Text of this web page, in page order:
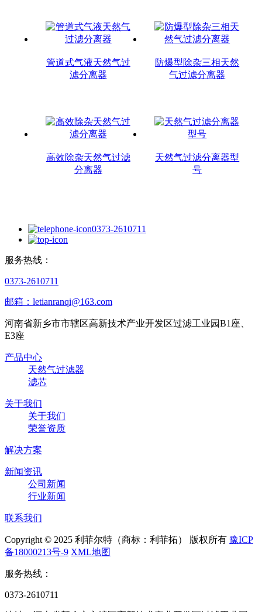
管道式气液天然气过
滤分离器
防爆型除杂三相天然
气过滤分离器
高效除杂天然气过滤
分离器
天然气过滤分离器型
号
0373-2610711
服务热线：
0373-2610711
邮箱：letianranqi@163.com
河南省新乡市市辖区高新技术产业开发区过滤工业园B1座、
E3座
产品中心
天然气过滤器
滤芯
关于我们
关于我们
荣誉资质
解决方案
新闻资讯
公司新闻
行业新闻
联系我们
Copyright © 2025 利菲尔特（商标：利菲拓） 版权所有 豫ICP
备18000213号-9 XML地图
服务热线：
0373-2610711